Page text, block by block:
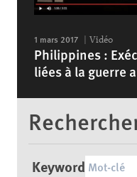
1 mars 2017 Vidéo
Philippines :
liées à la guerre
Keyword